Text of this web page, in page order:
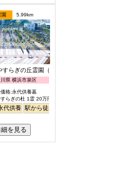
園 5.99km
すらぎの丘霊園（永代供養墓）
県 横浜市泉区
格:永代供養墓
らぎの杜 1霊 20万円
代供養 駅から徒歩
を見る